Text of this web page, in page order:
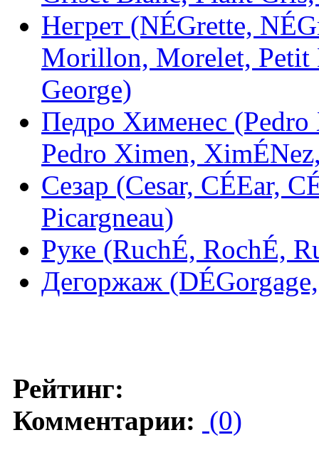
Негрет (NÉGrette,
Morillon, Morelet, Petit
George)
Педро Хименес (Pedro
Pedro Ximen,
Сезар (Cesar, CÉEar,
Picargneau)
Руке (RuchÉ, RochÉ,
Дегоржаж
Рейтинг:
Комментарии: (0)